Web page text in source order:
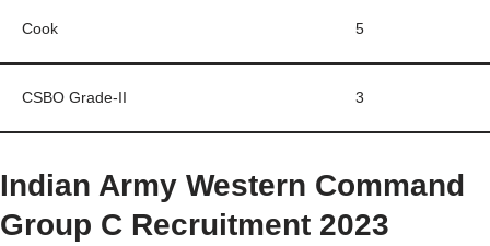
Cook 5
CSBO Grade-II 3
Indian Army Western Command
Group C Recruitment 2023